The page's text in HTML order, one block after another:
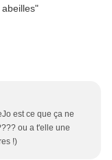
est ce que ça ne
ou a t'elle une
!)